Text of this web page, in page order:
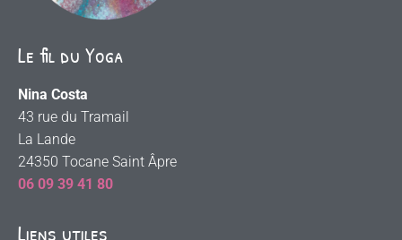
Le fil du Yoga
Nina Costa
43 rue du Tramail
La Lande
24350 Tocane Saint Âpre
06 09 39 41 80
Liens utiles